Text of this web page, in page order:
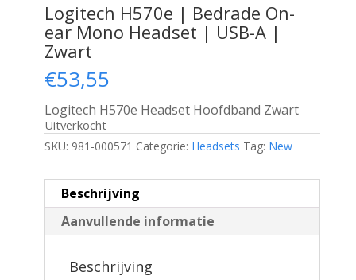
Logitech H570e | Bedrade On-
ear Mono Headset | USB-A |
Zwart
€53,55
Logitech H570e Headset Hoofdband Zwart
Uitverkocht
SKU: 981-000571 Categorie: Headsets Tag: New
Beschrijving
Aanvullende informatie
Beschrijving